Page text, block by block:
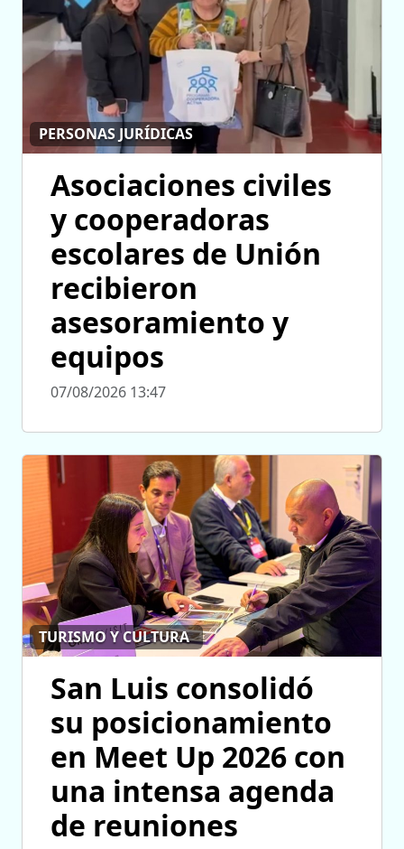
PERSONAS JURÍDICAS
Asociaciones civiles
y cooperadoras
escolares de Unión
recibieron
asesoramiento y
equipos
07/08/2026 13:47
TURISMO Y CULTURA
San Luis consolidó
su posicionamiento
en Meet Up 2026 con
una intensa agenda
de reuniones